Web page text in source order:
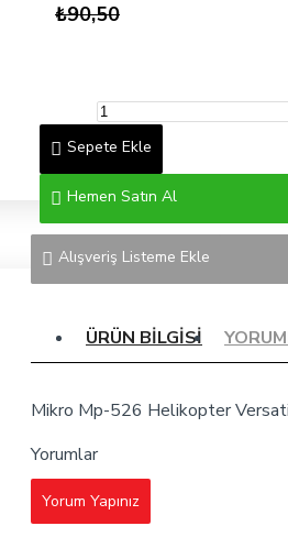
₺90,50
Sepete Ekle
Hemen Satın Al
Alışveriş Listeme Ekle
ÜRÜN BILGISI
Mikro Mp-526 Helikopter
Yorumlar
Yorum Yapınız